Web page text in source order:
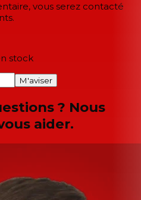
vous serez contacté
stock
M'aviser
? Nous
aider.